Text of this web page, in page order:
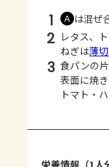
1 Ａ は混ぜ
2 レタス、
ねぎは薄
3 食パンの
表面に焼
トマト・
栄養情報（1人